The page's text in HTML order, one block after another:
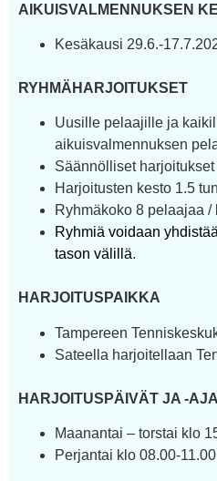
AIKUISVALMENNUKSEN
Kesäkausi 29.6.-
RYHMÄHARJOITUKSET
Uusille pelaajille ja
aikuisvalmennuksen
Säännölliset
Harjoitusten kesto 1.5
Ryhmäkoko 8 pelaajaa
Ryhmiä voidaan
tason välillä.
HARJOITUSPAIKKA
Tampereen
Sateella harjoitellaan
HARJOITUSPÄIVÄT JA -
Maanantai – torstai klo
Perjantai klo 08.00-11.00